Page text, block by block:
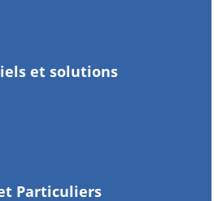
et solutions
Particuliers